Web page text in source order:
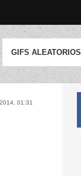
GIFS ALEATORIOS
01:31